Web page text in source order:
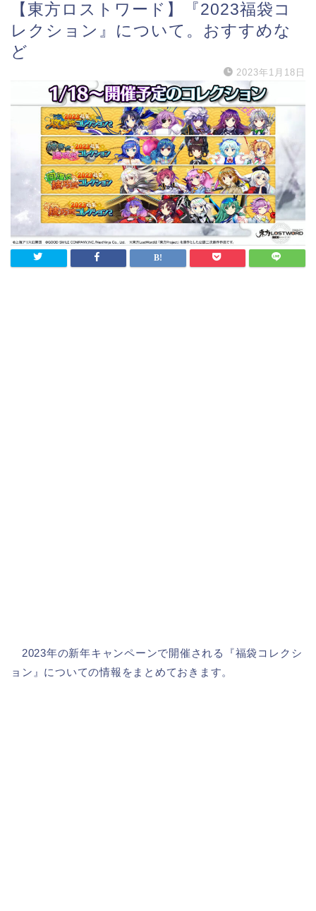
【東方ロストワード】『2023福袋コ
レクション』について。おすすめな
ど
2023年1月18日
2023年の新年キャンペーンで開催される『福袋コレクシ
ョン』についての情報をまとめておきます。